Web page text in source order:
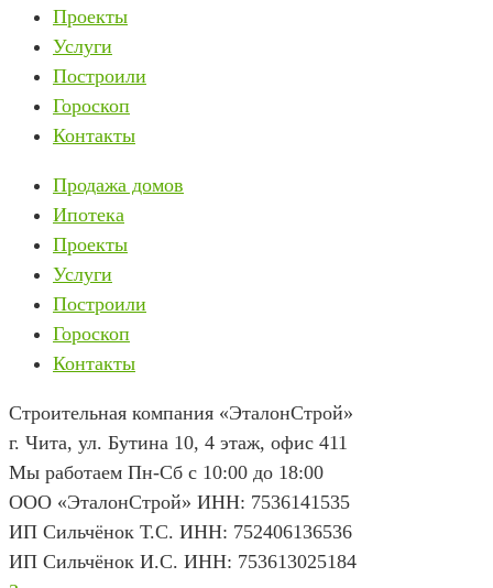
Проекты
Услуги
Построили
Гороскоп
Контакты
Продажа домов
Ипотека
Проекты
Услуги
Построили
Гороскоп
Контакты
Строительная компания «ЭталонСтрой»
г. Чита, ул. Бутина 10, 4 этаж, офис 411
Мы работаем Пн-Сб с 10:00 до 18:00
ООО «ЭталонСтрой» ИНН: 7536141535
ИП Сильчёнок Т.С. ИНН: 752406136536
ИП Сильчёнок И.С. ИНН: 753613025184